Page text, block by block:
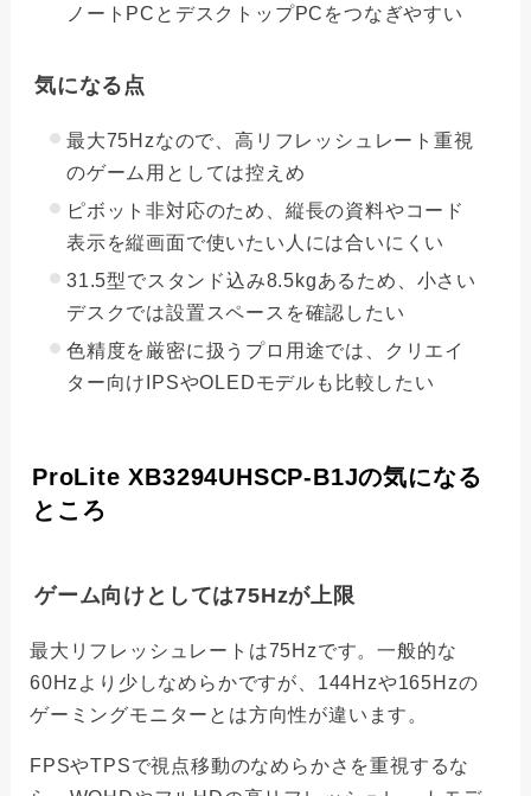
ノートPCとデスクトップPCをつなぎやすい
気になる点
最大75Hzなので、高リフレッシュレート重視
のゲーム用としては控えめ
ピボット非対応のため、縦長の資料やコード
表示を縦画面で使いたい人には合いにくい
31.5型でスタンド込み8.5kgあるため、小さい
デスクでは設置スペースを確認したい
色精度を厳密に扱うプロ用途では、クリエイ
ター向けIPSやOLEDモデルも比較したい
ProLite XB3294UHSCP-B1Jの気になる
ところ
ゲーム向けとしては75Hzが上限
最大リフレッシュレートは75Hzです。一般的な
60Hzより少しなめらかですが、144Hzや165Hzの
ゲーミングモニターとは方向性が違います。
FPSやTPSで視点移動のなめらかさを重視するな